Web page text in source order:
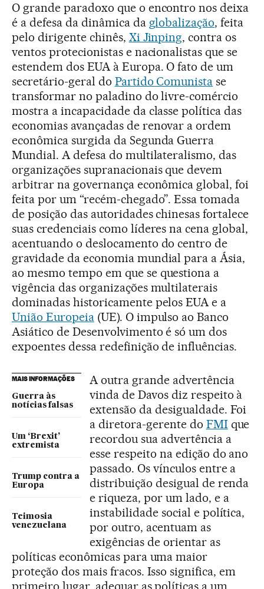
O grande paradoxo que o encontro nos deixa
é a defesa da dinâmica da globalização, feita
pelo dirigente chinês, Xi Jinping, contra os
ventos protecionistas e nacionalistas que se
estendem dos EUA à Europa. O fato de um
secretário-geral do Partido Comunista se
transformar no paladino do livre-comércio
mostra a incapacidade da classe política das
economias avançadas de renovar a ordem
econômica surgida da Segunda Guerra
Mundial. A defesa do multilateralismo, das
organizações supranacionais que devem
arbitrar na governança econômica global, foi
feita por um “recém-chegado”. Essa tomada
de posição das autoridades chinesas fortalece
suas credenciais como líderes na cena global,
acentuando o deslocamento do centro de
gravidade da economia mundial para a Ásia,
ao mesmo tempo em que se questiona a
vigência das organizações multilaterais
dominadas historicamente pelos EUA e a
União Europeia(UE). O impulso ao Banco
Asiático de Desenvolvimento é só um dos
expoentes dessa redefinição de influências.
MAIS INFORMAÇÕES
Guerra às
notícias falsas
Um ‘Brexit’
extremista
Trump contra a
Europa
Teimosia
venezuelana
A outra grande advertência
vinda de Davos diz respeito à
extensão da desigualdade. Foi
a diretora-gerente do FMI que
recordou sua advertência a
esse respeito na edição do ano
passado. Os vínculos entre a
distribuição desigual de renda
e riqueza, por um lado, e a
instabilidade social e política,
por outro, acentuam as
exigências de orientar as
políticas econômicas para uma maior
proteção dos mais fracos. Isso significa, em
primeiro lugar, adequar as políticas a um